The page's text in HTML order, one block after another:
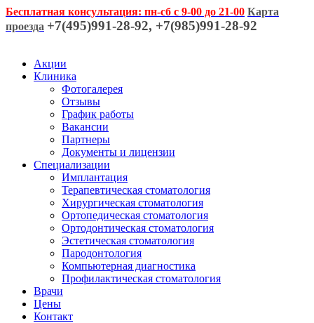
Бесплатная консультация: пн-сб с 9-00 до 21-00 Карта
проезда +7(495)991-28-92, +7(985)991-28-92
Акции
Клиника
Фотогалерея
Отзывы
График работы
Вакансии
Партнеры
Документы и лицензии
Специализации
Имплантация
Терапевтическая стоматология
Хирургическая стоматология
Ортопедическая стоматология
Ортодонтическая стоматология
Эстетическая стоматология
Пародонтология
Компьютерная диагностика
Профилактическая стоматология
Врачи
Цены
Контакт